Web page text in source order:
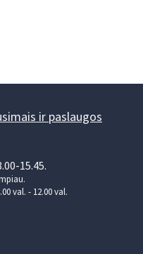
ir paslaugos
15.45.
val. - 12.00 val.